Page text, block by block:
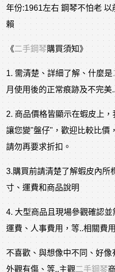
年份:1961左右 鋼琴不怕老
賴
《二手鋼琴購買須知》
1. 需清楚、詳細了解、什麼是
月使用後的正常痕跡及不完美
2. 商品價格皆顯示在蝦皮上
讓您變"盤仔"，歡迎比較比價
請勿再要求折扣。
3.購買前請清楚了解蝦皮內所
寸、運費和商品說明
4. 大型商品且現場參觀確認
運費、人事費用，等..相關費
不喜歡、與想像中不同、好
外觀有傷、等..主觀二手鋼琴